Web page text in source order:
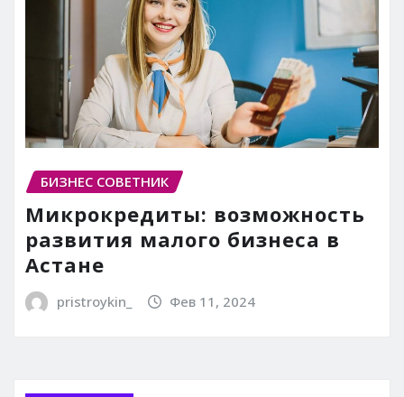
БИЗНЕС СОВЕТНИК
Микрокредиты: возможность
развития малого бизнеса в
Астане
pristroykin_ Фев 11, 2024